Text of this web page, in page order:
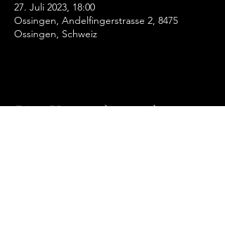
27. Juli 2023, 18:00
Ossingen, Andelfingerstrasse 2, 8475
Ossingen, Schweiz
Diese Veranstaltung teilen